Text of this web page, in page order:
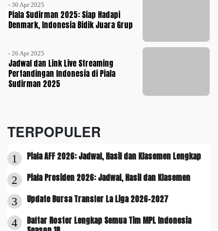
- 30 Apr 2025
Piala Sudirman 2025: Siap Hadapi
Denmark, Indonesia Bidik Juara Grup
- 26 Apr 2025
Jadwal dan Link Live Streaming
Pertandingan Indonesia di Piala
Sudirman 2025
TERPOPULER
1 Piala AFF 2026: Jadwal, Hasil dan Klasemen Lengkap
2 Piala Presiden 2026: Jadwal, Hasil dan Klasemen
3 Update Bursa Transfer La Liga 2026-2027
4
Daftar Roster Lengkap Semua Tim MPL Indonesia